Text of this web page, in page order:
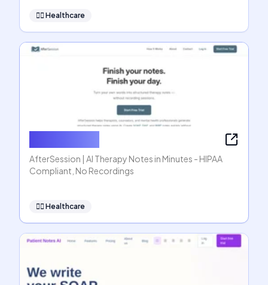
👩‍⚕️ Healthcare
AfterSession | AI Therapy Notes in Minutes - HIPAA
Compliant, No Recordings
👩‍⚕️ Healthcare